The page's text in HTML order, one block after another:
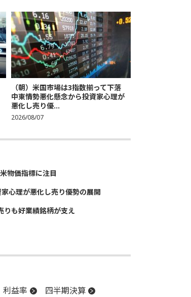
（朝）米国市場は3指数揃って下落
中東情勢悪化懸念から投資家心理が
悪化し売り優...
2026/08/07
物価指標に注目
心理が悪化し売り優勢の展開
りも好業績銘柄が支え
利益率
四半期決算